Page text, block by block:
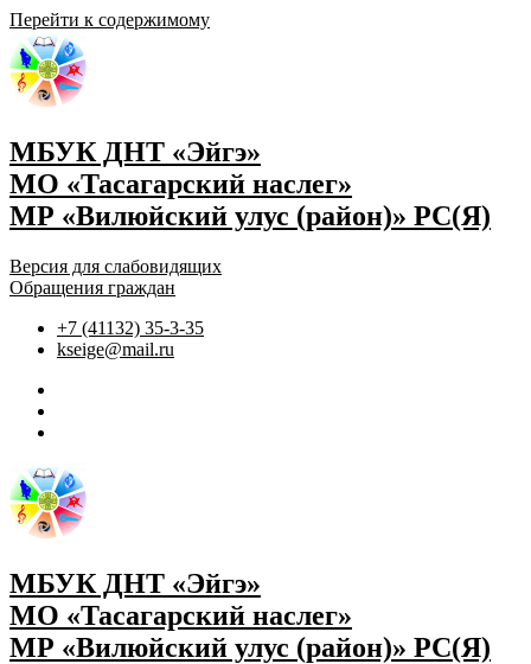
Перейти к содержимому
МБУК ДНТ «Эйгэ»
МО «Тасагарский наслег»
МР «Вилюйский улус (район)» РС(Я)
Версия для слабовидящих
Обращения граждан
+7 (41132) 35-3-35
kseige@mail.ru
МБУК ДНТ «Эйгэ»
МО «Тасагарский наслег»
МР «Вилюйский улус (район)» РС(Я)